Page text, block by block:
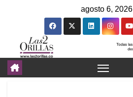
agosto 6, 2026